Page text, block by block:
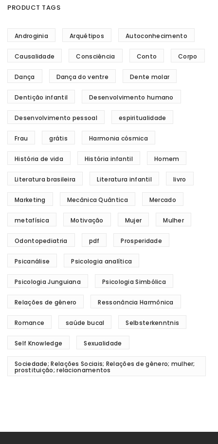
PRODUCT TAGS
Androginia Arquétipos Autoconhecimento
Causalidade Consciência Conto Corpo
Dança Dança do ventre Dente molar
Dentição infantil Desenvolvimento humano
Desenvolvimento pessoal espiritualidade
Frau grátis Harmonia cósmica
História de vida História infantil Homem
Literatura brasileira Literatura infantil livro
Marketing Mecânica Quântica Mercado
metafísica Motivação Mujer Mulher
Odontopediatria pdf Prosperidade
Psicanálise Psicologia analítica
Psicologia Junguiana Psicologia Simbólica
Relações de gênero Ressonância Harmônica
Romance saúde bucal Selbsterkenntnis
Self Knowledge Sexualidade
Sociedade; Relações Sociais; Relações de gênero; mulher;
prostituição; relacionamentos